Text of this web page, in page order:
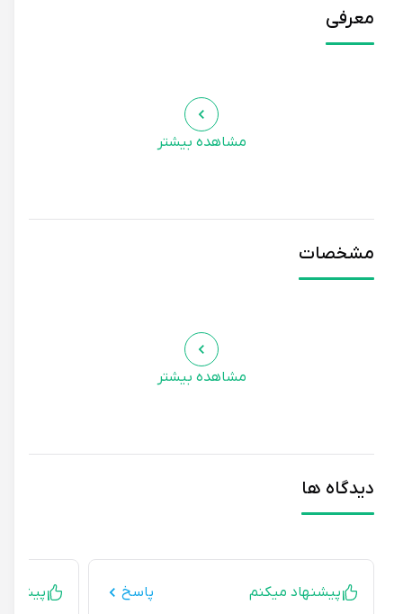
معرفی
مشاهده بیشتر
مشخصات
مشاهده بیشتر
دیدگاه ها
پیشنهاد میکنم پاسخ پیشنهاد